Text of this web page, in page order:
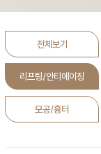
전체보기
리프팅/안티에이징
모공/흉터